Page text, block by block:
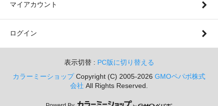
マイアカウント
ログイン
表示切替 : PC版に切り替える
カラーミーショップCopyright (C) 2005-2026 GMOペパボ株式
会社 All Rights Reserved.